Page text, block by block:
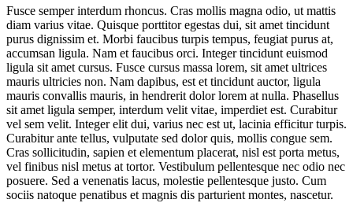
Fusce semper interdum rhoncus. Cras mollis magna odio, ut mattis
diam varius vitae. Quisque porttitor egestas dui, sit amet tincidunt
purus dignissim et. Morbi faucibus turpis tempus, feugiat purus at,
accumsan ligula. Nam et faucibus orci. Integer tincidunt euismod
ligula sit amet cursus. Fusce cursus massa lorem, sit amet ultrices
mauris ultricies non. Nam dapibus, est et tincidunt auctor, ligula
mauris convallis mauris, in hendrerit dolor lorem at nulla. Phasellus
sit amet ligula semper, interdum velit vitae, imperdiet est. Curabitur
vel sem velit. Integer elit dui, varius nec est ut, lacinia efficitur turpis.
Curabitur ante tellus, vulputate sed dolor quis, mollis congue sem.
Cras sollicitudin, sapien et elementum placerat, nisl est porta metus,
vel finibus nisl metus at tortor. Vestibulum pellentesque nec odio nec
posuere. Sed a venenatis lacus, molestie pellentesque justo. Cum
sociis natoque penatibus et magnis dis parturient montes, nascetur.